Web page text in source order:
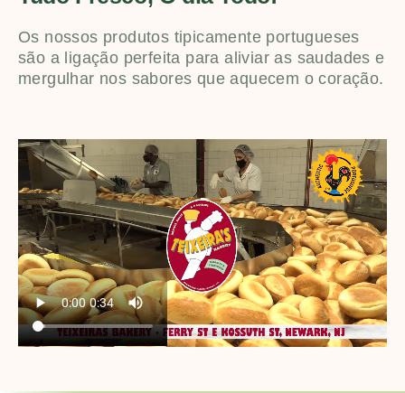
Os nossos produtos tipicamente portugueses
são a ligação perfeita para aliviar as saudades e
mergulhar nos sabores que aquecem o coração.